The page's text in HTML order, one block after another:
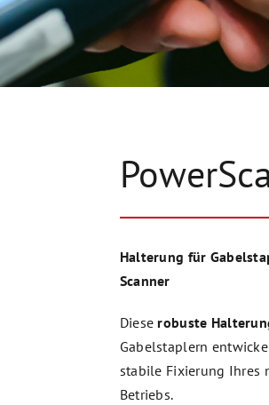
Halterung für
Scanner
Diese robuste
Gabelstaplern
stabile Fixierung Ihres
Betriebs.